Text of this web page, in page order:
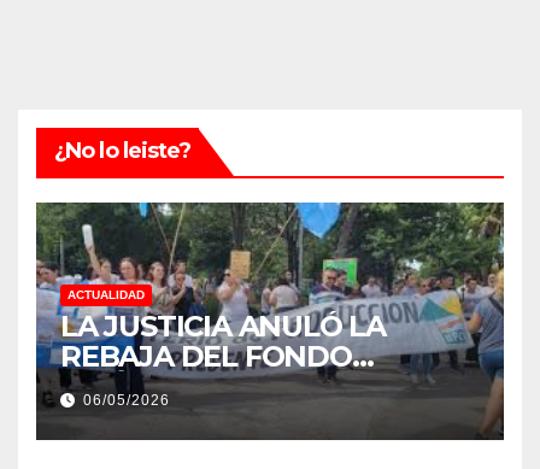
¿No lo leiste?
ACTUALIDAD
LA JUSTICIA ANULÓ LA
REBAJA DEL FONDO
ESTÍMULO A EMPLEADOS DE
PRODUCCIÓN DE LA
PROVINCIA DEL CHACO
06/05/2026